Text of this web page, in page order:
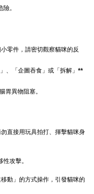
毛毛浣熊｜貓薄荷
天蓼+纈草根 三
TWD
TWD
。
零件，請密切觀察貓咪的反
、「企圖吞食」或「拆解」**
胃異物阻塞。
直接用玩具拍打、揮擊貓咪身
攻擊。
動」的方式操作，引發貓咪的